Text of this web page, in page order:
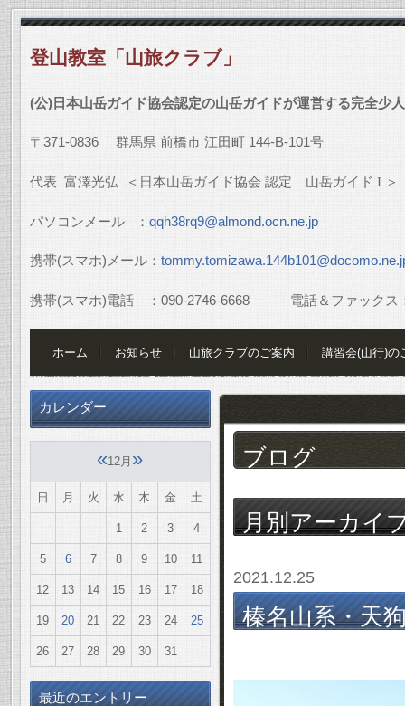
登山教室「山旅クラブ」
(公)日本山岳ガイド協会認定の山岳ガイドが運営する完全少
〒 371-0836 群馬県 前橋市 江田町 144-B-101号
代表 富澤光弘 ＜日本山岳ガイド協会 認定 山岳ガイド I ＞
パソコンメール ： qqh38rq9@almond.ocn.ne.jp
携帯(スマホ)メール：
携帯(スマホ)電話 ： 090-2746-6668電話＆ファックス
ホーム お知らせ 山旅クラブのご案内 講習会(山行)の
ブログ
月別アーカイ
2021.12.25
榛名山系・天
カレンダー
«12月 »
日 月 火 水 木 金 土
1 2 3 4
5 6 7 8 9 10 11
12 13 14 15 16 17 18
19 20 21 22 23 24 25
26 27 28 29 30 31
最近のエントリー